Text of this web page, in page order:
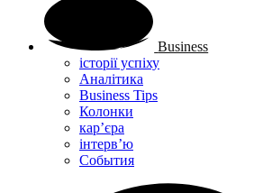
Business
історії успіху
Аналітика
Business Tips
Колонки
кар’єра
інтерв’ю
Cобытия